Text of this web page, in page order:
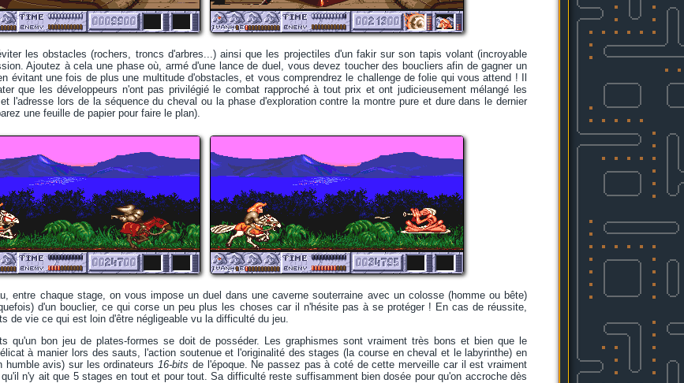
les obstacles (rochers, troncs d'arbres...) ainsi que les projectiles d'un fakir sur son tapis volant (incroyable
Ajoutez à cela une phase où, armé d'une lance de duel, vous devez toucher des boucliers afin de gagner un
évitant une fois de plus une multitude d'obstacles, et vous comprendrez le challenge de folie qui vous attend ! Il
que les développeurs n'ont pas privilégié le combat rapproché à tout prix et ont judicieusement mélangé les
l'adresse lors de la séquence du cheval ou la phase d'exploration contre la montre pure et dure dans le dernier
une feuille de papier pour faire le plan).
entre chaque stage, on vous impose un duel dans une caverne souterraine avec un colosse (homme ou bête)
d'un bouclier, ce qui corse un peu plus les choses car il n'hésite pas à se protéger ! En cas de réussite,
de vie ce qui est loin d'être négligeable vu la difficulté du jeu.
qu'un bon jeu de plates-formes se doit de posséder. Les graphismes sont vraiment très bons et bien que le
à manier lors des sauts, l'action soutenue et l'originalité des stages (la course en cheval et le labyrinthe) en
humble avis) sur les ordinateurs16-bits de l'époque. Ne passez pas à coté de cette merveille car il est vraiment
n'y ait que 5 stages en tout et pour tout. Sa difficulté reste suffisamment bien dosée pour qu'on accroche dès